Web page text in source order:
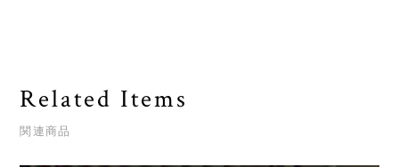
Related Items
関連商品